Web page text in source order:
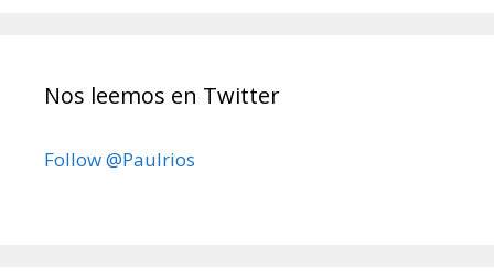
Nos leemos en Twitter
Follow @Paulrios